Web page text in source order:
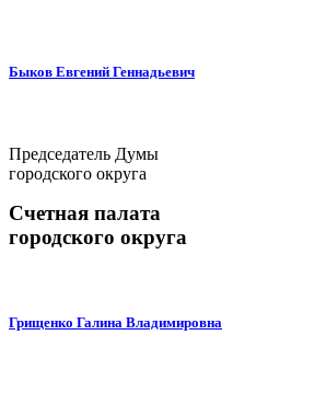
Быков Евгений Геннадьевич
Председатель Думы
городского округа
Счетная палата
городского округа
Грищенко Галина Владимировна